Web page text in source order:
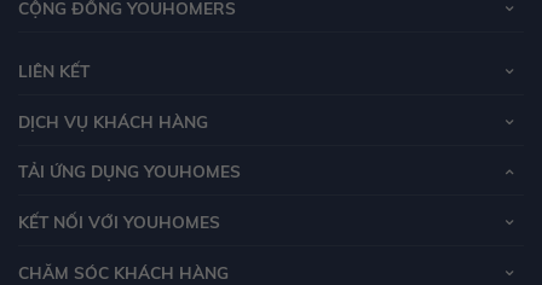
CỘNG ĐỒNG YOUHOMERS
LIÊN KẾT
DỊCH VỤ KHÁCH HÀNG
TẢI ỨNG DỤNG YOUHOMES
KẾT NỐI VỚI YOUHOMES
CHĂM SÓC KHÁCH HÀNG